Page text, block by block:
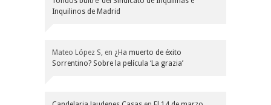
Inquilinos de Madrid
Mateo López S, en ¿Ha muerto de éxito
Sorrentino? Sobre la película ‘La grazia’